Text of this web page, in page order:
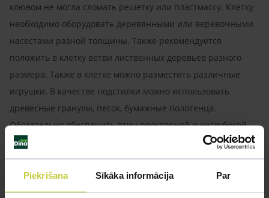
Piekrišana Sīkāka informācija Par
клювом не могла сломать решетку или пластмассу. Клетку
необходимо оборудовать деревянными или веревочными
насестами разной толщины. Также рекомендуется
положить в клетку ветви лиственных деревьев разного
размера. Также в клетке можно разместить различные
игрушки. В качестве подстилки можно использовать
древесные гранулы, песок, бумажные полотенца.
Обязательно обеспечить птиц просторной и неглубокой
ванночкой с водой. Установить клетку подальше от
сквозняков и прямых лучей солнца. Чистить полностью не
реже одного раза в неделю.